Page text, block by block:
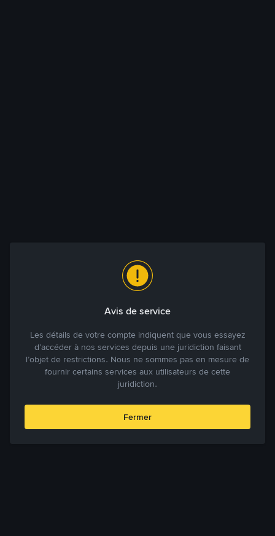
Avis de service
Les détails de votre compte indiquent que vous essayez
d’accéder à nos services depuis une juridiction faisant
l’objet de restrictions. Nous ne sommes pas en mesure de
fournir certains services aux utilisateurs de cette
juridiction.
Fermer